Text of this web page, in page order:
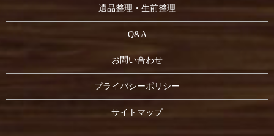
遺品整理・生前整理
Q&A
お問い合わせ
プライバシーポリシー
サイトマップ